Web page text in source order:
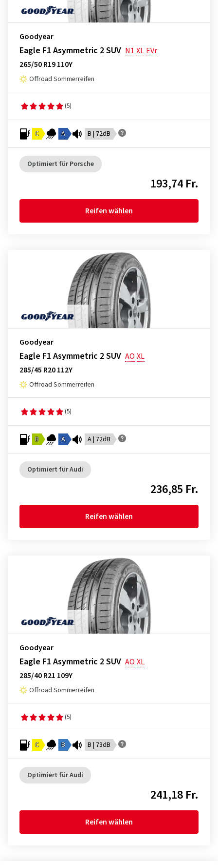
Goodyear
Eagle F1 Asymmetric 2 SUV N1 XL EVr
265/50 R19 110Y
Offroad Sommerreifen
(5)
C A B | 72dB
Optimiert für Porsche
193,74 Fr.
Reifen wählen
Goodyear
Eagle F1 Asymmetric 2 SUV AO XL
285/45 R20 112Y
Offroad Sommerreifen
(5)
B A A | 72dB
Optimiert für Audi
236,85 Fr.
Reifen wählen
Goodyear
Eagle F1 Asymmetric 2 SUV AO XL
285/40 R21 109Y
Offroad Sommerreifen
(5)
C B B | 73dB
Optimiert für Audi
241,18 Fr.
Reifen wählen